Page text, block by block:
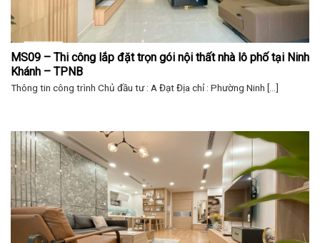
MS09 – Thi công lắp đặt trọn gói nội thất nhà lô phố tại Ninh
Khánh – TPNB
Thông tin công trình Chủ đầu tư : A Đạt Địa chỉ : Phường Ninh [...]